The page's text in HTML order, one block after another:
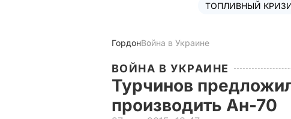
ТОПЛИВНЫЙ
ГордонВойна в Украине
ВОЙНА В УКРАИНЕ
Турчинов
производить Ан-70